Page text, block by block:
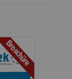
Broschüre